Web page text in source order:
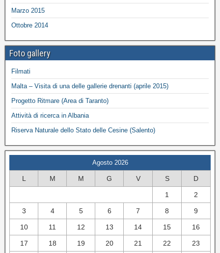
Marzo 2015
Ottobre 2014
Foto gallery
Filmati
Malta – Visita di una delle gallerie drenanti (aprile 2015)
Progetto Ritmare (Area di Taranto)
Attività di ricerca in Albania
Riserva Naturale dello Stato delle Cesine (Salento)
Agosto 2026
L M M G V S D
1 2
3 4 5 6 7 8 9
10 11 12 13 14 15 16
17 18 19 20 21 22 23